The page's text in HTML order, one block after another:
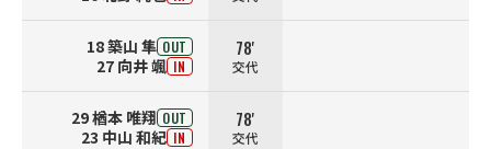
18 築山 隼 OUT
27 向井 颯 IN
78'
交代
29 楢本 唯翔 OUT
23 中山 和紀 IN
78'
交代